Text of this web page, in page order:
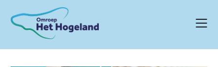
content